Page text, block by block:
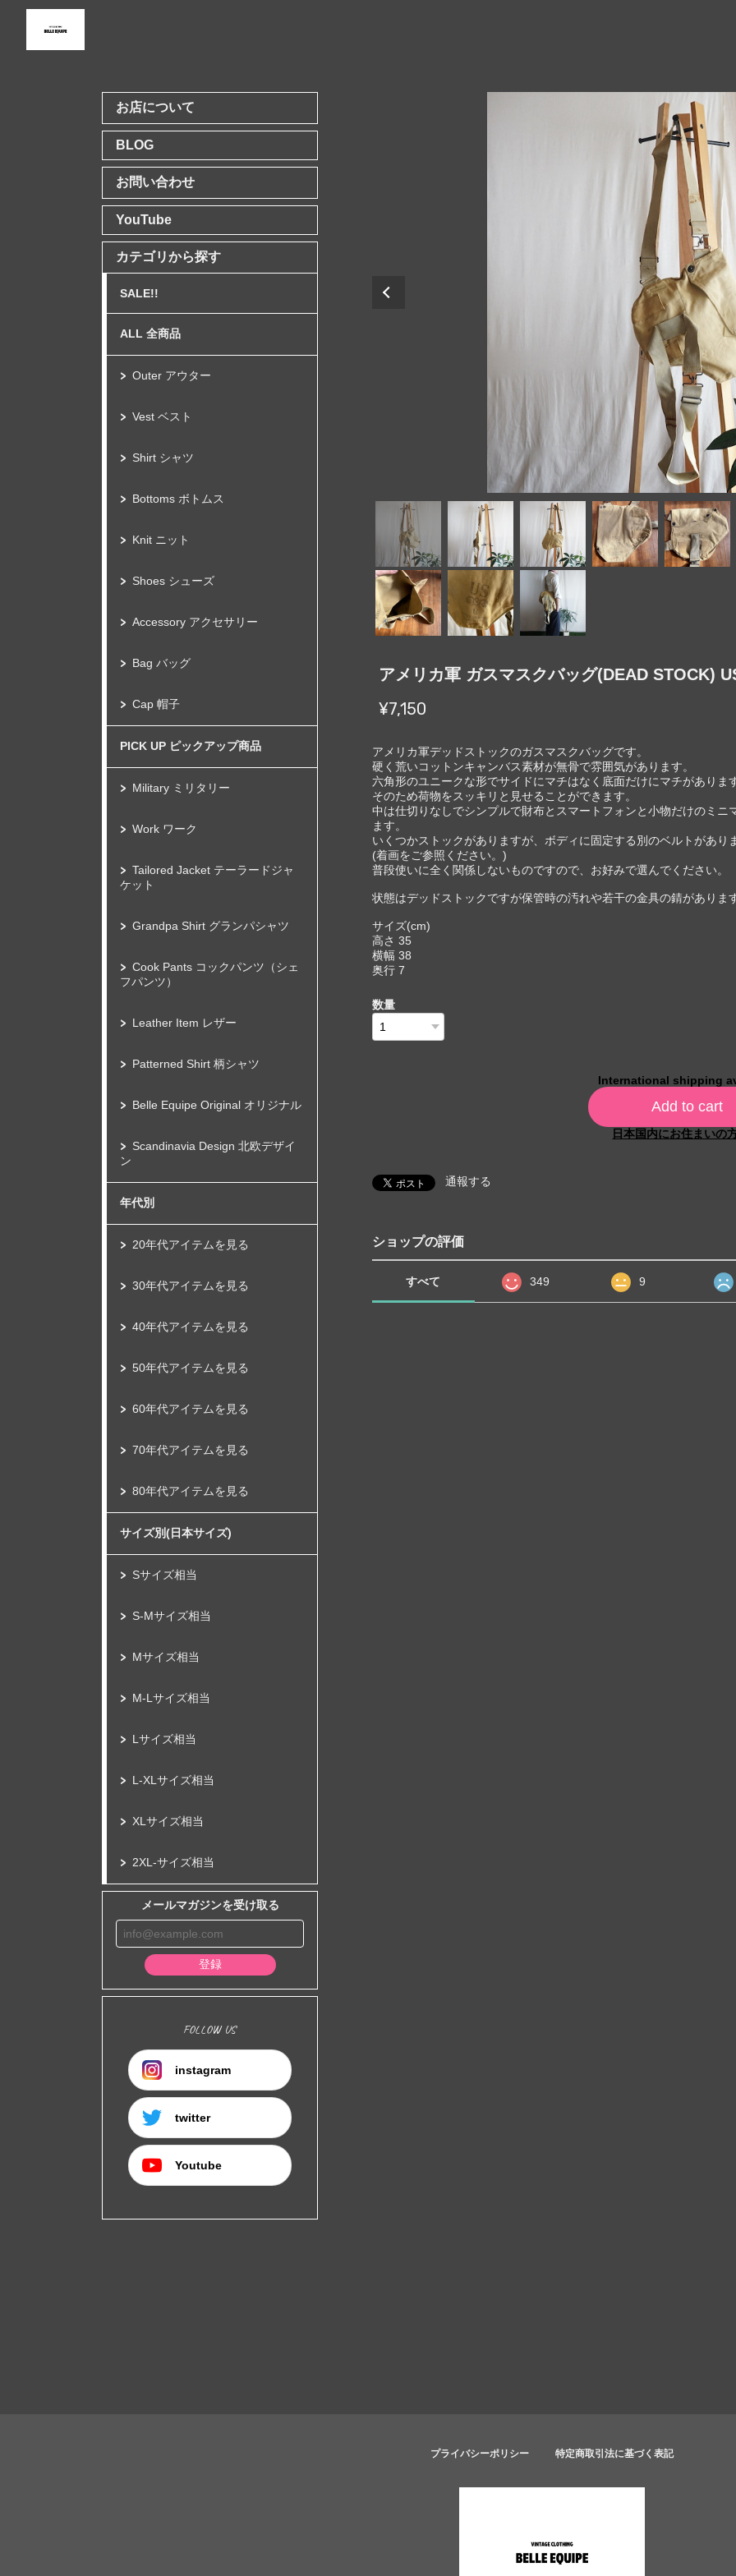
お店について
BLOG
お問い合わせ
YouTube
カテゴリから探す
SALE!!
ALL 全商品
Outer アウター
Vest ベスト
Shirt シャツ
Bottoms ボトムス
Knit ニット
Shoes シューズ
Accessory アクセサリー
Bag バッグ
Cap 帽子
PICK UP ピックアップ商品
Military ミリタリー
Work ワーク
Tailored Jacket テーラードジャ
ケット
Grandpa Shirt グランパシャツ
Cook Pants コックパンツ（シェ
フパンツ）
Leather Item レザー
Patterned Shirt 柄シャツ
Belle Equipe Original オリジナル
Scandinavia Design 北欧デザイ
ン
年代別
20年代アイテムを見る
30年代アイテムを見る
40年代アイテムを見る
50年代アイテムを見る
60年代アイテムを見る
70年代アイテムを見る
80年代アイテムを見る
サイズ別(日本サイズ)
Sサイズ相当
S-Mサイズ相当
Mサイズ相当
M-Lサイズ相当
Lサイズ相当
L-XLサイズ相当
XLサイズ相当
2XL-サイズ相当
メールマガジンを受け取る
登録
FOLLOW US
instagram
twitter
Youtube
アメリカ軍 ガスマスクバッグ(DEAD STOCK)
¥7,150
アメリカ軍デッドストックのガスマスクバッグです。
硬く荒いコットンキャンバス素材が無骨で雰囲気があります。
六角形のユニークな形でサイドにマチはなく底面だけにマチがあります
そのため荷物をスッキリと見せることができます。
中は仕切りなしでシンプルで財布とスマートフォンと小物だけのミ
ます。
いくつかストックがありますが、ボディに固定する別のベルトがあり
(着画をご参照ください。)
普段使いに全く関係しないものですので、お好みで選んでください。
状態はデッドストックですが保管時の汚れや若干の金具の錆がありま
サイズ(cm)
高さ 35
横幅 38
奥行 7
数量
International shipping
Add to cart
日本国内にお住まいの
通報する
ショップの評価
すべて 349 9
プライバシーポリシー 特定商取引法に基づく表記